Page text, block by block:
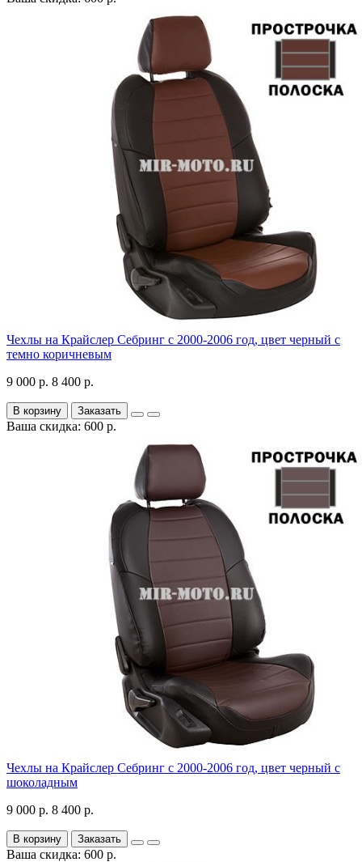
Чехлы на Крайслер Себринг с 2000-2006 год, цвет черный с
темно коричневым
9 000 р. 8 400 р.
В корзину Заказать
Ваша скидка: 600 р.
Чехлы на Крайслер Себринг с 2000-2006 год, цвет черный с
шоколадным
9 000 р. 8 400 р.
В корзину Заказать
Ваша скидка: 600 р.